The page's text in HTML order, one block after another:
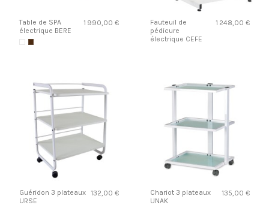
Table de SPA
électrique BERE
1 990,00 €
Fauteuil de
pédicure
électrique CEFE
1 248,00 €
Guéridon 3 plateaux
URSE
132,00 €
Chariot 3 plateaux
UNAK
135,00 €